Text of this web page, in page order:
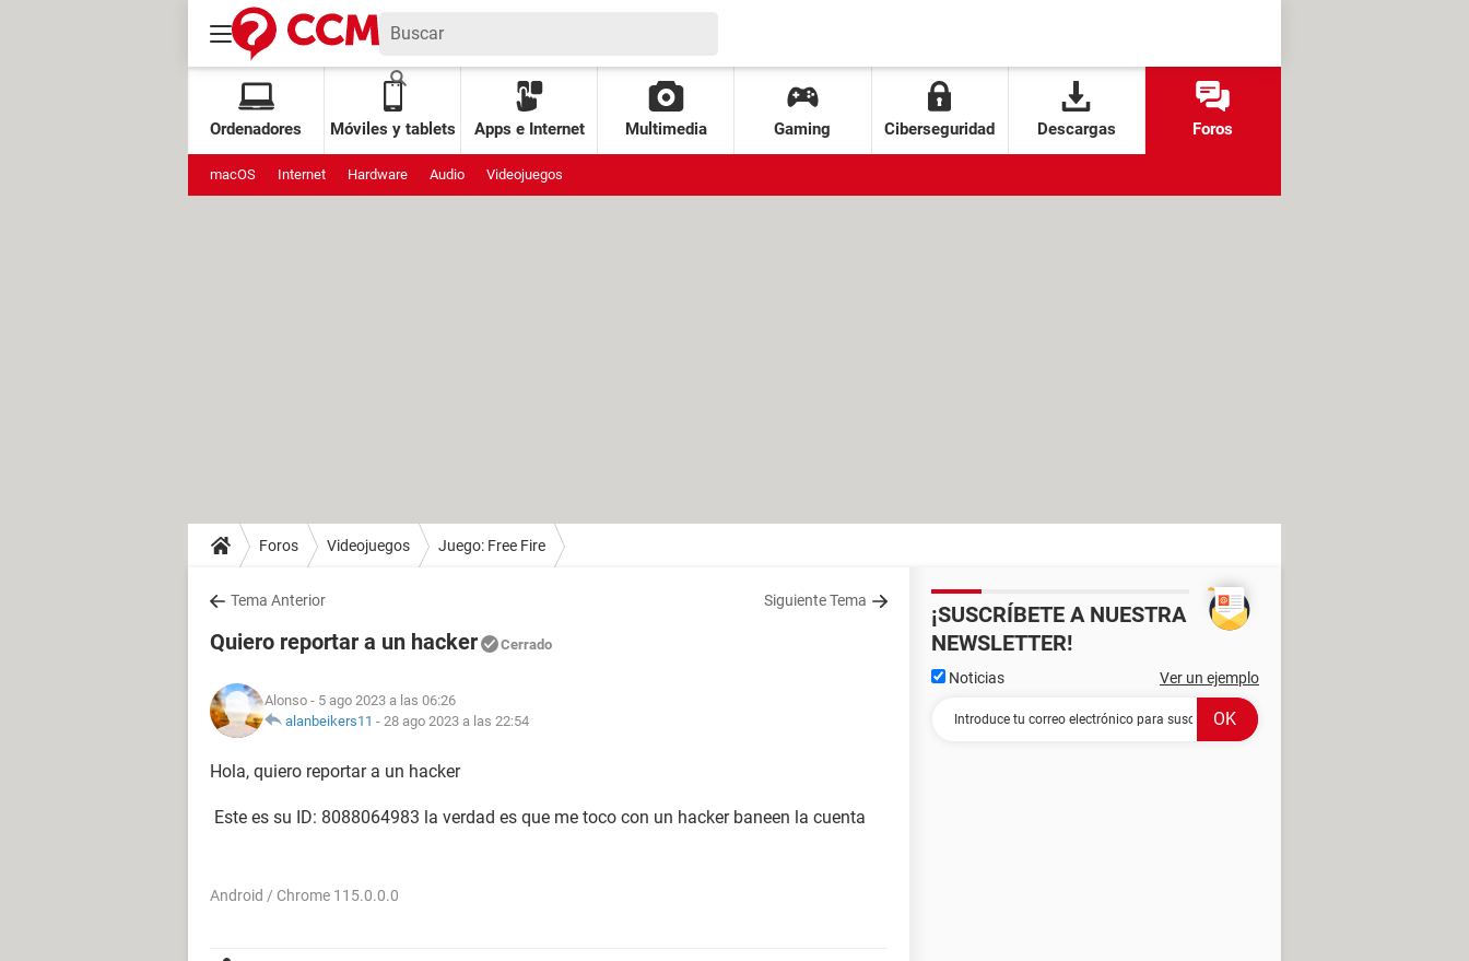
Ordenadores Móviles y tablets Apps e Internet Multimedia Gaming Ciberseguridad Descargas Foros
macOS Internet Hardware Audio Videojuegos
Foros Videojuegos Juego: Free Fire
Tema Anterior Siguiente Tema
Quiero reportar a un hacker Cerrado
Alonso - 5 ago 2023 a las 06:26
alanbeikers11 - 28 ago 2023 a las 22:54
Hola, quiero reportar a un hacker
Este es su ID: 8088064983 la verdad es que me toco con un hacker baneen la cuenta
Android / Chrome 115.0.0.0
¡SUSCRÍBETE A NUESTRA
NEWSLETTER!
Noticias Ver un ejemplo